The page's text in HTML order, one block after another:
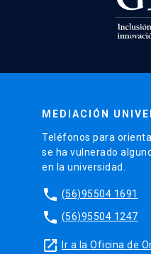
MEDIACIÓN
Teléfonos para
se ha vulnerado
en la universidad.
phone (56)95504 1691
phone (56)95504 1247
launch Ir a la Oficina de